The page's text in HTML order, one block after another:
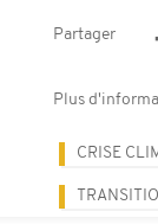
Partager
Plus
CRISE